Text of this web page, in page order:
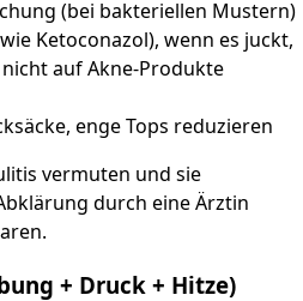
(bei bakteriellen Mustern)
Ketoconazol), wenn es juckt,
auf Akne-Produkte
enge Tops reduzieren
vermuten und sie
durch eine Ärztin
+ Druck + Hitze)